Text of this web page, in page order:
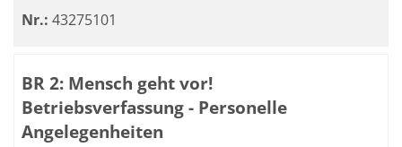
Nr.: 43275101
BR 2: Mensch geht vor!
Betriebsverfassung - Personelle
Angelegenheiten